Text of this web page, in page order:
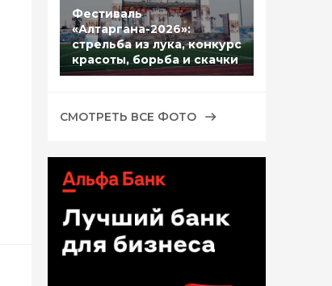
Фестиваль
«Алтаргана-2026»:
стрельба из лука, конкурс
красоты, борьба и скачки
СМОТРЕТЬ ВСЕ ФОТО